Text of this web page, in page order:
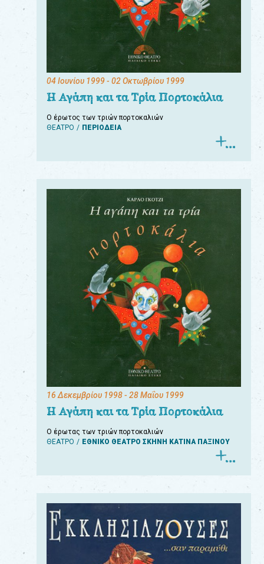
04 Ιουνίου 1999- 02 Οκτωβρίου 1999
Η Αγάπη και τα Τρία Πορτοκάλια
Ο έρωτος των τριών πορτοκαλιών
ΘΕΑΤΡΟ
ΠΕΡΙΟΔΕΙΑ
16 Δεκεμβρίου 1998- 28 Μαΐου 1999
Η Αγάπη και τα Τρία Πορτοκάλια
Ο έρωτας των τριών πορτοκαλιών
ΘΕΑΤΡΟ
ΕΘΝΙΚΟ ΘΕΑΤΡΟ ΣΚΗΝΗ ΚΑΤΙΝΑ ΠΑΞΙΝΟΥ